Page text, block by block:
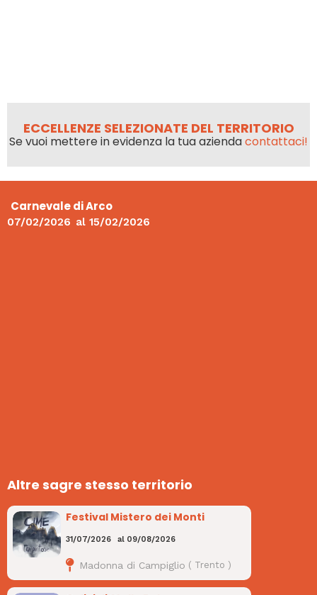
ECCELLENZE SELEZIONATE DEL TERRITORIO
Se vuoi mettere in evidenza la tua aziendacontattaci!
Carnevale di Arco
07/02/2026 al 15/02/2026
Altre sagre stesso territorio
Festival Mistero dei Monti
31/07/2026 al 09/08/2026
Madonna di Campiglio ( Trento )